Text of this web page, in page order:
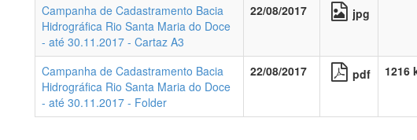
Campanha de Cadastramento Bacia
Hidrográfica Rio Santa Maria do Doce
- até 30.11.2017 - Cartaz A3
22/08/2017 jpg
Campanha de Cadastramento Bacia
Hidrográfica Rio Santa Maria do Doce
- até 30.11.2017 - Folder
22/08/2017 pdf 1216